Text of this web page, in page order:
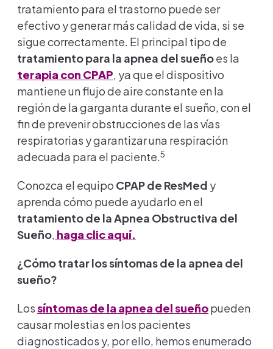
tratamiento para el trastorno puede ser
efectivo y generar más calidad de vida, si se
sigue correctamente. El principal tipo de
tratamiento para la apnea del sueñoes la
terapia con CPAP, ya que el dispositivo
mantiene un flujo de aire constante en la
región de la garganta durante el sueño, con el
fin de prevenir obstrucciones de las vías
respiratorias y garantizar una respiración
adecuada para el paciente.5
Conozca el equipo CPAP de ResMed y
aprenda cómo puede ayudarlo en el
tratamiento de la Apnea Obstructiva del
Sueño, haga clic aquí.
¿Cómo tratar los síntomas de la apnea del
sueño?
Lossíntomas de la apnea del sueñopueden
causar molestias en los pacientes
diagnosticados y, por ello, hemos enumerado